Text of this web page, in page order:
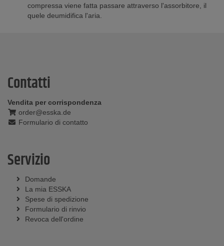
compressa viene fatta passare attraverso l'assorbitore, il
quele deumidifica l'aria.
Contatti
Vendita per corrispondenza
order@esska.de
Formulario di contatto
Servizio
Domande
La mia ESSKA
Spese di spedizione
Formulario di rinvio
Revoca dell'ordine